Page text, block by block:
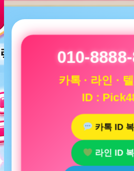
010-
카톡 · 라인 ·
ID :
카톡 ID
라인 ID